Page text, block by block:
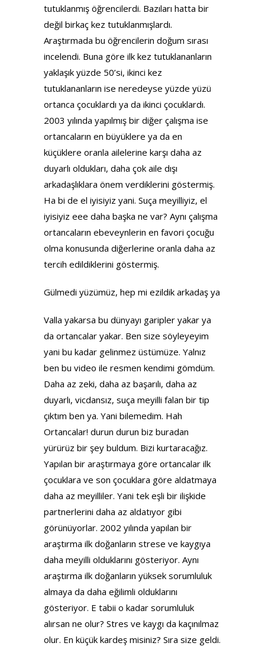
tutuklanmış öğrencilerdi. Bazıları hatta bir
değil birkaç kez tutuklanmışlardı.
Araştırmada bu öğrencilerin doğum sırası
incelendi. Buna göre ilk kez tutuklananların
yaklaşık yüzde 50’si, ikinci kez
tutuklananların ise neredeyse yüzde yüzü
ortanca çocuklardı ya da ikinci çocuklardı.
2003 yılında yapılmış bir diğer çalışma ise
ortancaların en büyüklere ya da en
küçüklere oranla ailelerine karşı daha az
duyarlı oldukları, daha çok aile dışı
arkadaşlıklara önem verdiklerini göstermiş.
Ha bi de el iyisiyiz yani. Suça meyilliyiz, el
iyisiyiz eee daha başka ne var? Aynı çalışma
ortancaların ebeveynlerin en favori çocuğu
olma konusunda diğerlerine oranla daha az
tercih edildiklerini göstermiş.
Gülmedi yüzümüz, hep mi ezildik arkadaş ya
Valla yakarsa bu dünyayı garipler yakar ya
da ortancalar yakar. Ben size söyleyeyim
yani bu kadar gelinmez üstümüze. Yalnız
ben bu video ile resmen kendimi gömdüm.
Daha az zeki, daha az başarılı, daha az
duyarlı, vicdansız, suça meyilli falan bir tip
çıktım ben ya. Yani bilemedim. Hah
Ortancalar! durun durun biz buradan
yürürüz bir şey buldum. Bizi kurtaracağız.
Yapılan bir araştırmaya göre ortancalar ilk
çocuklara ve son çocuklara göre aldatmaya
daha az meyilliler. Yani tek eşli bir ilişkide
partnerlerini daha az aldatıyor gibi
görünüyorlar. 2002 yılında yapılan bir
araştırma ilk doğanların strese ve kaygıya
daha meyilli olduklarını gösteriyor. Aynı
araştırma ilk doğanların yüksek sorumluluk
almaya da daha eğilimli olduklarını
gösteriyor. E tabii o kadar sorumluluk
alırsan ne olur? Stres ve kaygı da kaçınılmaz
olur. En küçük kardeş misiniz? Sıra size geldi.